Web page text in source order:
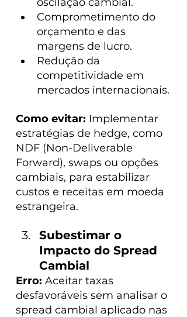
Comprometimento do
orçamento e das
margens de lucro.
Redução da
competitividade em
mercados internacionais.
Como evitar: Implementar
estratégias de hedge, como
NDF (Non-Deliverable
Forward), swaps ou opções
cambiais, para estabilizar
custos e receitas em moeda
estrangeira.
Subestimar o
Impacto do Spread
Cambial
Erro: Aceitar taxas
desfavoráveis sem analisar o
spread cambial aplicado nas